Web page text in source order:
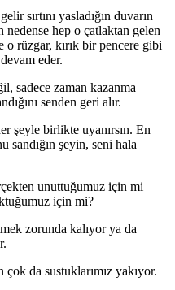
sırtını yasladığın duvarın
hep o çatlaktan gelen
o rüzgar, kırık bir pencere gibi
eder.
sadece zaman kazanma
senden geri alır.
şeyle birlikte uyanırsın. En
sandığın şeyin, seni hala
unuttuğumuz için mi
için mi?
zorunda kalıyor ya da
da sustuklarımız yakıyor.